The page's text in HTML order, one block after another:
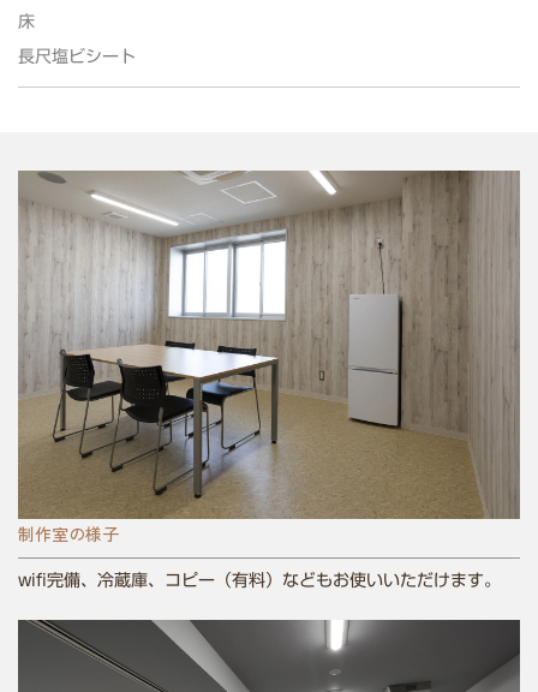
床
長尺塩ビシート
制作室の様子
wifi完備、冷蔵庫、コピー（有料）などもお使いいただけます。